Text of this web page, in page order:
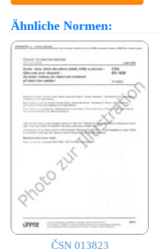
Ähnliche Normen:
ČSN 013823